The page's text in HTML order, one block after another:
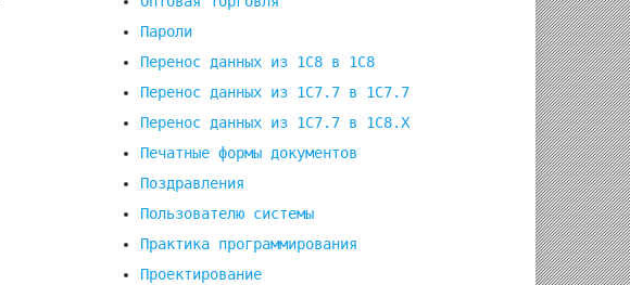
Пароли
Перенос данных из 1C8 в 1C8
Перенос данных из 1С7.7 в 1C7.7
Перенос данных из 1С7.7 в 1C8.X
Печатные формы документов
Поздравления
Пользователю системы
Практика программирования
Проектирование